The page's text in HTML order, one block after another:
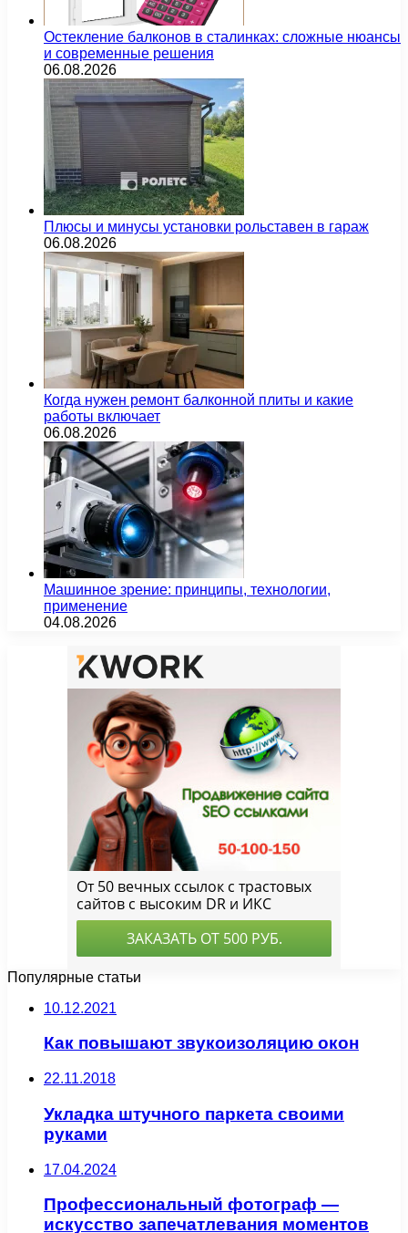
Остекление балконов в сталинках: сложные нюансы
и современные решения
06.08.2026
Плюсы и минусы установки рольставен в гараж
06.08.2026
Когда нужен ремонт балконной плиты и какие
работы включает
06.08.2026
Машинное зрение: принципы, технологии,
применение
04.08.2026
Популярные статьи
10.12.2021
Как повышают звукоизоляцию окон
22.11.2018
Укладка штучного паркета своими
руками
17.04.2024
Профессиональный фотограф —
искусство запечатлевания моментов